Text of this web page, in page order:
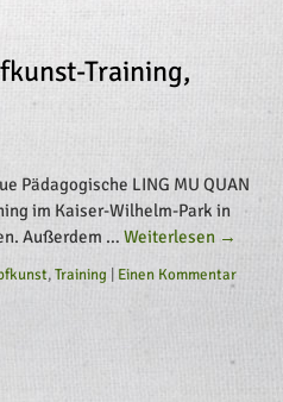
Training,
Pädagogische LING MU QUAN
im Kaiser-Wilhelm-Park in
Außerdem …Weiterlesen →
,Training
Einen Kommentar